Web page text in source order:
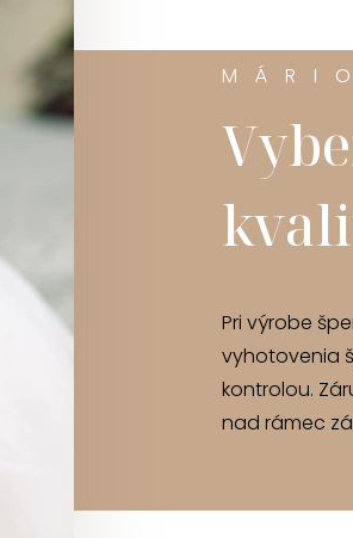
Pri výrobe
vyhotovenia
kontrolou.
nad rámec